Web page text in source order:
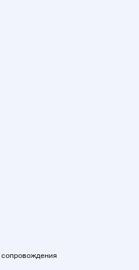
отменим ваш заказ
подержанные товары
сопровождения